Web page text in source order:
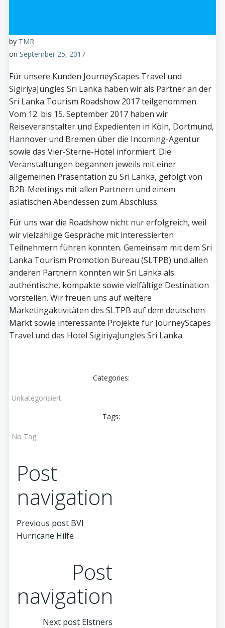
by TMR
on September 25, 2017
Für unsere Kunden JourneyScapes Travel und
SigiriyaJungles Sri Lanka haben wir als Partner an der
Sri Lanka Tourism Roadshow 2017 teilgenommen.
Vom 12. bis 15. September 2017 haben wir
Reiseveranstalter und Expedienten in Köln, Dortmund,
Hannover und Bremen über die Incoming-Agentur
sowie das Vier-Sterne-Hotel informiert. Die
Veranstaltungen begannen jeweils mit einer
allgemeinen Präsentation zu Sri Lanka, gefolgt von
B2B-Meetings mit allen Partnern und einem
asiatischen Abendessen zum Abschluss.
Für uns war die Roadshow nicht nur erfolgreich, weil
wir vielzählige Gespräche mit interessierten
Teilnehmern führen konnten. Gemeinsam mit dem Sri
Lanka Tourism Promotion Bureau (SLTPB) und allen
anderen Partnern konnten wir Sri Lanka als
authentische, kompakte sowie vielfältige Destination
vorstellen. Wir freuen uns auf weitere
Marketingaktivitäten des SLTPB auf dem deutschen
Markt sowie interessante Projekte für JourneyScapes
Travel und das Hotel SigiriyaJungles Sri Lanka.
Categories:
Unkategorisiert
Tags:
No Tag
Post
navigation
Previous post BVI
Hurricane Hilfe
Post
navigation
Next post Elstners